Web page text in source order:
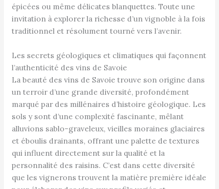
épicées ou même délicates blanquettes. Toute une
invitation à explorer la richesse d’un vignoble à la fois
traditionnel et résolument tourné vers l’avenir.
Les secrets géologiques et climatiques qui façonnent
l’authenticité des vins de Savoie
La beauté des vins de Savoie trouve son origine dans
un terroir d’une grande diversité, profondément
marqué par des millénaires d’histoire géologique. Les
sols y sont d’une complexité fascinante, mêlant
alluvions sablo-graveleux, vieilles moraines glaciaires
et éboulis drainants, offrant une palette de textures
qui influent directement sur la qualité et la
personnalité des raisins. C’est dans cette diversité
que les vignerons trouvent la matière première idéale